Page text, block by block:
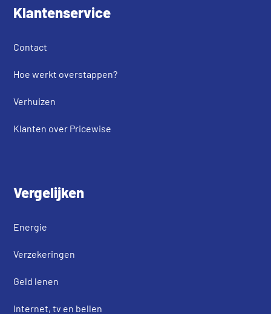
Klantenservice
Contact
Hoe werkt overstappen?
Verhuizen
Klanten over Pricewise
Vergelijken
Energie
Verzekeringen
Geld lenen
Internet, tv en bellen